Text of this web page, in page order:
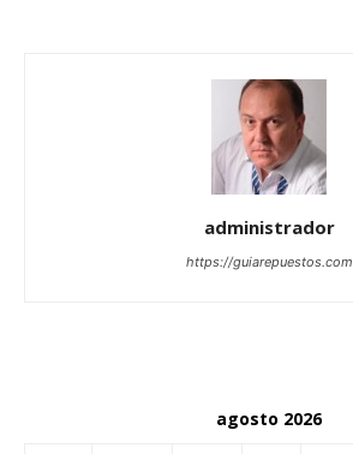
administrador
https://guiarepuestos.com
agosto 2026